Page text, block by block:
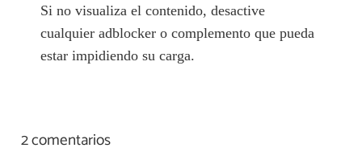
Si no visualiza el contenido, desactive
cualquier adblocker o complemento que pueda
estar impidiendo su carga.
2 comentarios